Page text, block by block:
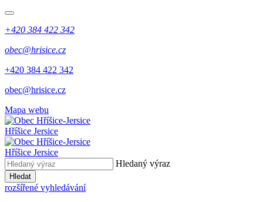
+420 384 422 342
obec@hrisice.cz
+420 384 422 342
obec@hrisice.cz
Mapa webu
Hříšice Jersice
Hříšice Jersice
Hledaný výraz
Hledat
rozšířené vyhledávání